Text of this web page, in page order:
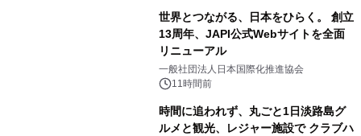
世界とつながる、日本をひらく。 創立
13周年、JAPI公式Webサイトを全面
リニューアル
一般社団法人日本国際化推進協会
11時間前
時間に追われず、丸ごと1日淡路島グ
ルメと観光、レジャー施設で クラブハ